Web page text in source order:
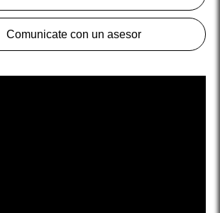
Comunicate con un asesor